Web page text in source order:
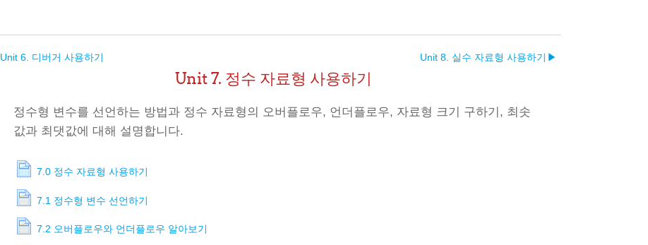
Unit 6. 디버거 사용하기 Unit 8. 실수 자료형 사용하기 ▶︎
Unit 7. 정수 자료형 사용하기
정수형 변수를 선언하는 방법과 정수 자료형의 오버플로우, 언더플로우, 자료형 크기 구하기, 최솟
값과 최댓값에 대해 설명합니다.
7.0 정수 자료형 사용하기
7.1 정수형 변수 선언하기
7.2 오버플로우와 언더플로우 알아보기